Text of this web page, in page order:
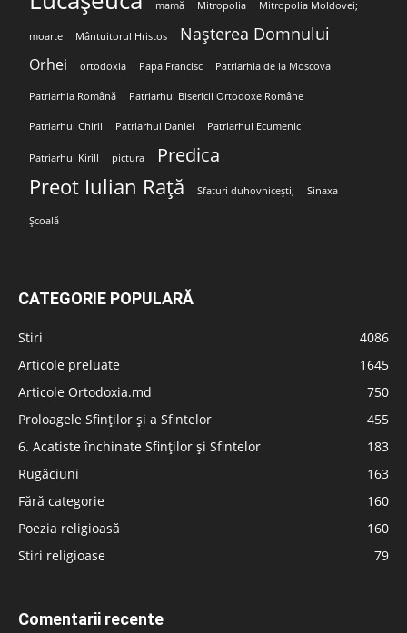
mamă Mitropolia Mitropolia Moldovei;
moarte Mântuitorul Hristos Nașterea Domnului
Orhei ortodoxia Papa Francisc Patriarhia de la Moscova
Patriarhia Română Patriarhul Bisericii Ortodoxe Române
Patriarhul Chiril Patriarhul Daniel Patriarhul Ecumenic
Patriarhul Kirill pictura Predica
Preot Iulian Rață Sfaturi duhovnicești; Sinaxa
Școală
CATEGORIE POPULARĂ
Stiri
4086
Articole preluate
1645
Articole Ortodoxia.md
750
Proloagele Sfinților și a Sfintelor
455
6. Acatiste închinate Sfinților și Sfintelor
183
Rugăciuni
163
Fără categorie
160
Poezia religioasă
160
Stiri religioase
79
Comentarii recente